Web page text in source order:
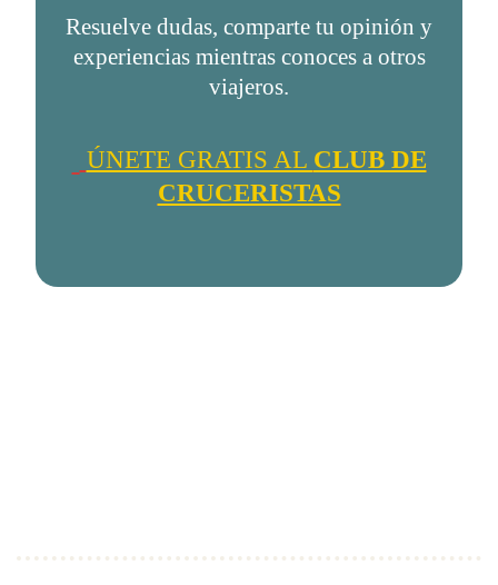
Resuelve dudas, comparte tu opinión y
experiencias mientras conoces a otros
viajeros.
ÚNETE GRATIS AL CLUB DE
CRUCERISTAS